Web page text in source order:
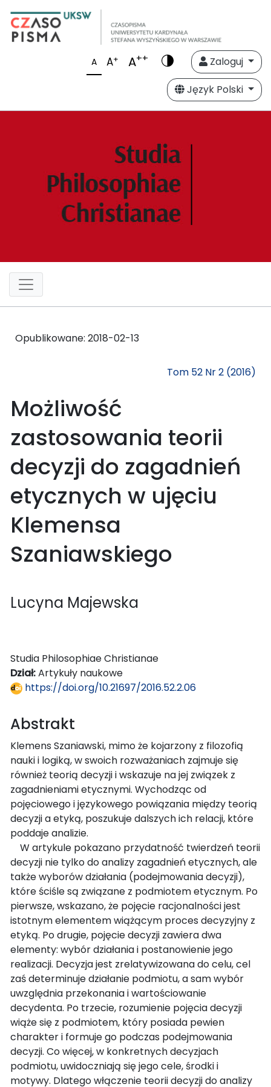
A A+ A++
Zaloguj
Język Polski
Opublikowane: 2018-02-13
Tom 52 Nr 2 (2016)
Możliwość
zastosowania teorii
decyzji do zagadnień
etycznych w ujęciu
Klemensa
Szaniawskiego
Lucyna Majewska
Studia Philosophiae Christianae
Dział:Artykuły naukowe
https://doi.org/10.21697/2016.52.2.06
Abstrakt
Klemens Szaniawski, mimo że kojarzony z filozofią
nauki i logiką, w swoich rozważaniach zajmuje się
również teorią decyzji i wskazuje na jej związek z
zagadnieniami etycznymi. Wychodząc od
pojęciowego i językowego powiązania między teorią
decyzji a etyką, poszukuje dalszych ich relacji, które
poddaje analizie.
W artykule pokazano przydatność twierdzeń teorii
decyzji nie tylko do analizy zagadnień etycznych, ale
także wyborów działania (podejmowania decyzji),
które ściśle są związane z podmiotem etycznym. Po
pierwsze, wskazano, że pojęcie racjonalności jest
istotnym elementem wiążącym proces decyzyjny z
etyką. Po drugie, pojęcie decyzji zawiera dwa
elementy: wybór działania i postanowienie jego
realizacji. Decyzja jest zrelatywizowana do celu, cel
zaś determinuje działanie podmiotu, a sam wybór
uwzględnia przekonania i wartościowanie
decydenta. Po trzecie, rozumienie pojęcia decyzji
wiąże się z podmiotem, który posiada pewien
charakter i formuje go podczas podejmowania
decyzji. Co więcej, w konkretnych decyzjach
podmiotu, uwidoczniają się jego cele, środki i
motywy. Dlatego włączenie teorii decyzji do analizy